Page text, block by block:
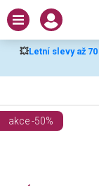
💥Letní slevy až 70
akce -50%